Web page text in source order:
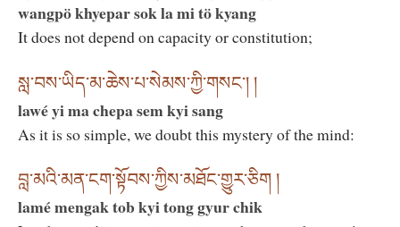
wangpö khyepar sok la mi tö kyang
It does not depend on capacity or constitution;
སླ་བས་ཡིད་མ་ཆེས་པ་སེམས་ཀྱི་གསང་། །
lawé yi ma chepa sem kyi sang
As it is so simple, we doubt this mystery of the mind:
བླ་མའི་མན་ངག་སྟོབས་ཀྱིས་མཐོང་གྱུར་ཅིག །
lamé mengak tob kyi tong gyur chik